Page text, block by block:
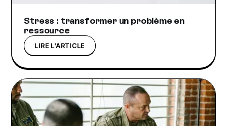
Stress : transformer un problème en
ressource
LIRE L'ARTICLE